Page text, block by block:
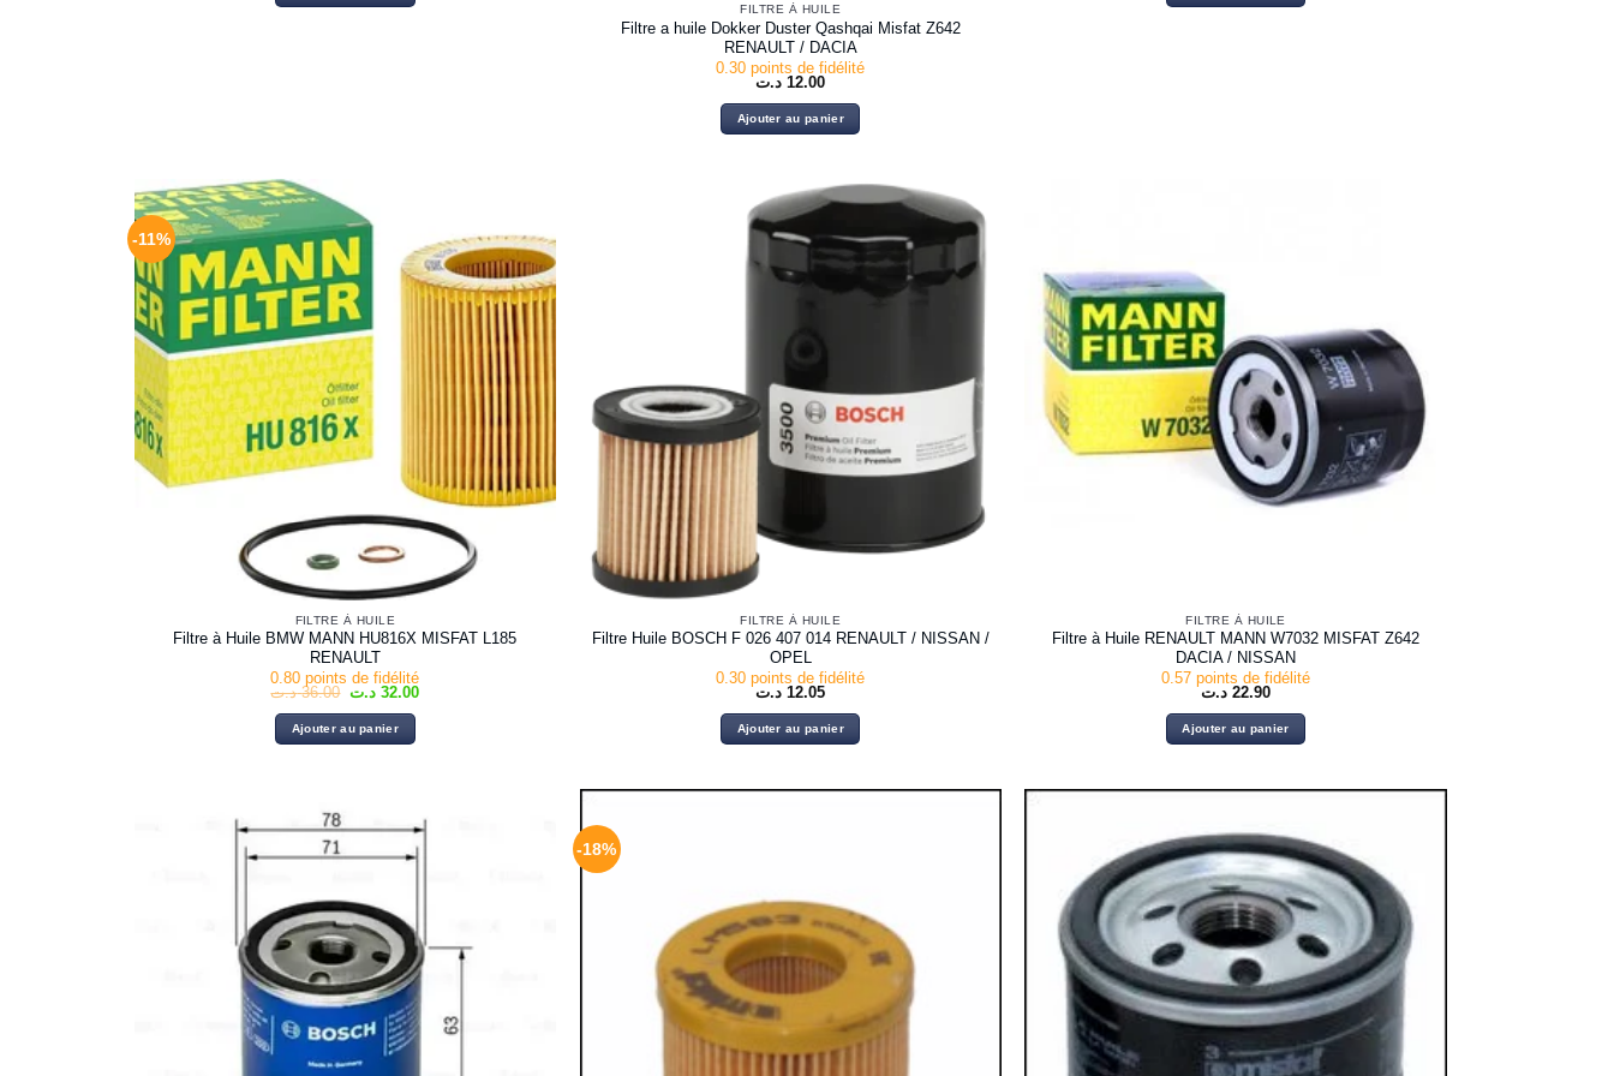
FILTRE À HUILE
Filtre a huile Dokker Duster Qashqai Misfat Z642
RENAULT / DACIA
0.30 points de fidélité
12.00 د.ت
Ajouter au panier
-11%
FILTRE À HUILE
Filtre à Huile BMW MANN HU816X MISFAT L185
RENAULT
0.80 points de fidélité
36.00 د.ت
Le
initial
était :
32.00 د.ت
Le
Ajouter au panier
FILTRE À HUILE
Filtre Huile BOSCH F 026 407 014 RENAULT / NISSAN /
OPEL
0.30 points de fidélité
12.05 د.ت
Ajouter au panier
FILTRE À HUILE
Filtre à Huile RENAULT MANN W7032 MISFAT Z642
DACIA / NISSAN
0.57 points de fidélité
22.90 د.ت
Ajouter au panier
-18%